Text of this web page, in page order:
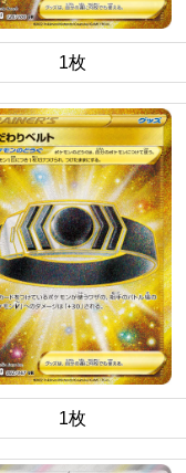
1枚
1枚